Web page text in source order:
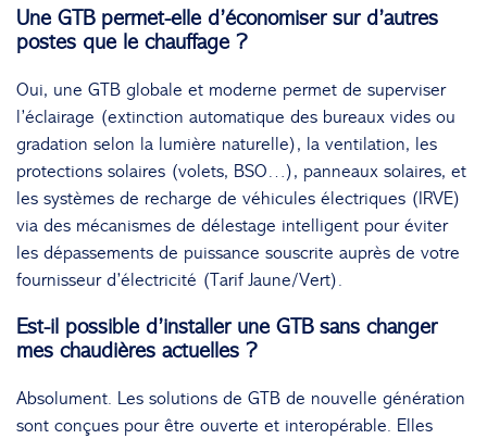
Une GTB permet-elle d’économiser sur d’autres
postes que le chauffage ?
Oui, une GTB globale et moderne permet de superviser
l’éclairage (extinction automatique des bureaux vides ou
gradation selon la lumière naturelle), la ventilation, les
protections solaires (volets, BSO…), panneaux solaires, et
les systèmes de recharge de véhicules électriques (IRVE)
via des mécanismes de délestage intelligent pour éviter
les dépassements de puissance souscrite auprès de votre
fournisseur d’électricité (Tarif Jaune/Vert).
Est-il possible d’installer une GTB sans changer
mes chaudières actuelles ?
Absolument. Les solutions de GTB de nouvelle génération
sont conçues pour être ouverte et interopérable. Elles